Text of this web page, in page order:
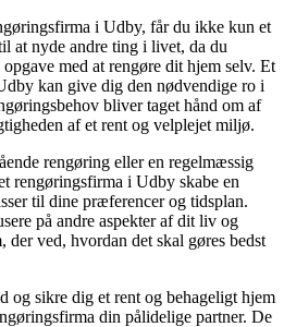
i Udby, får du ikke kun et
at nyde andre ting i livet, da du
med at rengøre dit hjem selv. Et
kan give dig den nødvendige ro i
bliver taget hånd om af
af et rent og velplejet miljø.
rengøring eller en regelmæssig
rengøringsfirma i Udby skabe en
til dine præferencer og tidsplan.
på andre aspekter af dit liv og
der ved, hvordan det skal gøres bedst
og sikre dig et rent og behageligt hjem
din pålidelige partner. De